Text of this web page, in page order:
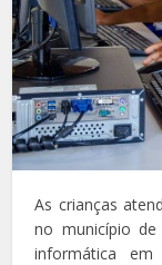
As crianças
no município
informática